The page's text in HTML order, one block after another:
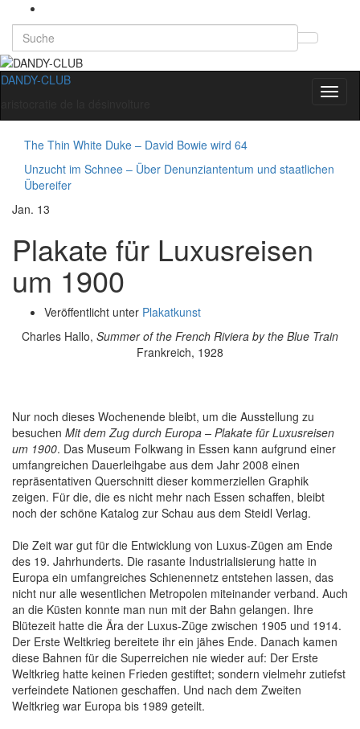
Search
for:
DANDY-CLUB
The Thin White Duke – David Bowie wird 64
Unzucht im Schnee – Über Denunziantentum und staatlichen
Übereifer
Jan. 13
Plakate für Luxusreisen
um 1900
Veröffentlicht unter Plakatkunst
Charles Hallo, Summer of the French Riviera by the Blue Train
Frankreich, 1928
Nur noch dieses Wochenende bleibt, um die Ausstellung zu
besuchen Mit dem Zug durch Europa – Plakate für Luxusreisen
um 1900. Das Museum Folkwang in Essen kann aufgrund einer
umfangreichen Dauerleihgabe aus dem Jahr 2008 einen
repräsentativen Querschnitt dieser kommerziellen Graphik
zeigen. Für die, die es nicht mehr nach Essen schaffen, bleibt
noch der schöne Katalog zur Schau aus dem Steidl Verlag.
Die Zeit war gut für die Entwicklung von Luxus-Zügen am Ende
des 19. Jahrhunderts. Die rasante Industrialisierung hatte in
Europa ein umfangreiches Schienennetz entstehen lassen, das
nicht nur alle wesentlichen Metropolen miteinander verband. Auch
an die Küsten konnte man nun mit der Bahn gelangen. Ihre
Blütezeit hatte die Ära der Luxus-Züge zwischen 1905 und 1914.
Der Erste Weltkrieg bereitete ihr ein jähes Ende. Danach kamen
diese Bahnen für die Superreichen nie wieder auf: Der Erste
Weltkrieg hatte keinen Frieden gestiftet; sondern vielmehr zutiefst
verfeindete Nationen geschaffen. Und nach dem Zweiten
Weltkrieg war Europa bis 1989 geteilt.